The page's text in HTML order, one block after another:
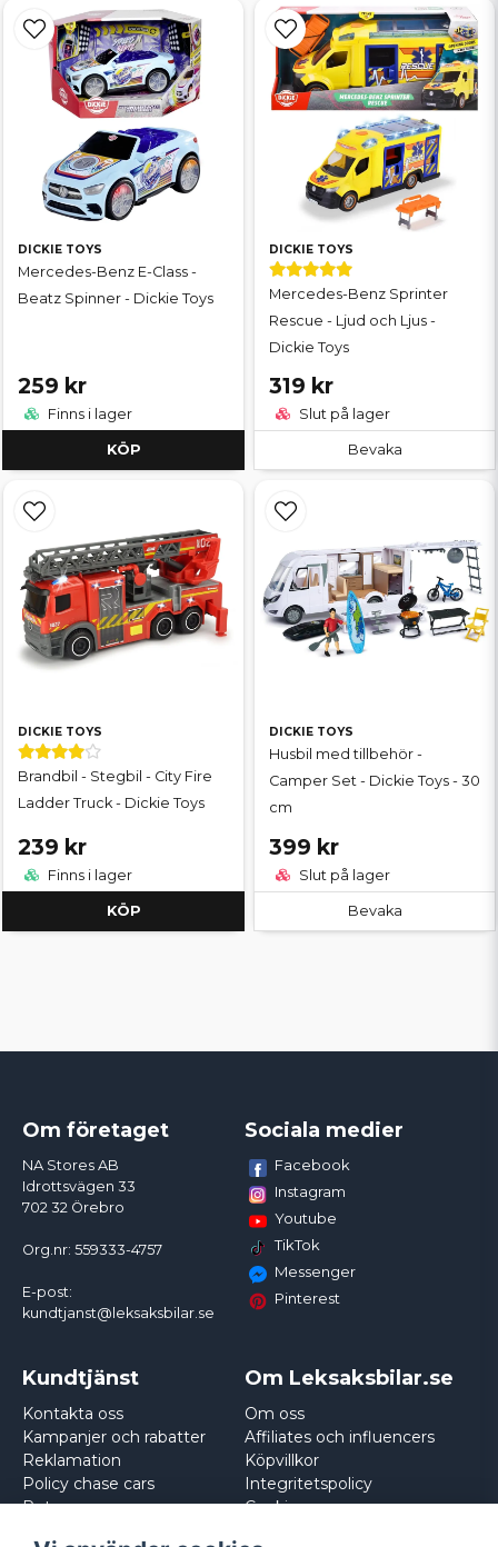
DICKIE TOYS
Mercedes-Benz E-Class -
Beatz Spinner - Dickie Toys
259 kr
Finns i lager
KÖP
DICKIE TOYS
Mercedes-Benz Sprinter
Rescue - Ljud och Ljus -
Dickie Toys
319 kr
Slut på lager
Bevaka
DICKIE TOYS
Brandbil - Stegbil - City Fire
Ladder Truck - Dickie Toys
239 kr
Finns i lager
KÖP
DICKIE TOYS
Husbil med tillbehör -
Camper Set - Dickie Toys - 30
cm
399 kr
Slut på lager
Bevaka
Om företaget
NA Stores AB
Idrottsvägen 33
702 32 Örebro
Org.nr: 559333-4757
E-post:
kundtjanst@leksaksbilar.se
Sociala medier
Facebook
Instagram
Youtube
TikTok
Messenger
Pinterest
Kundtjänst
Kontakta oss
Kampanjer och rabatter
Reklamation
Policy chase cars
Returnera
Om Leksaksbilar.se
Om oss
Affiliates och influencers
Köpvillkor
Integritetspolicy
Cookies